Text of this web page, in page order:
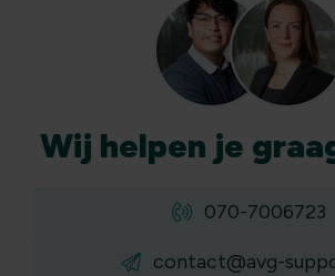
Wij helpen je
070-7006723
contact@avg-